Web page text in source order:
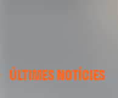
ÚLTIMES NOTÍCIES